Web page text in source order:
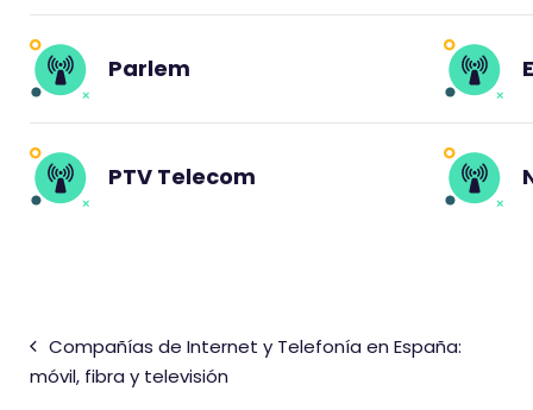
Parlem
PTV Telecom
Compañías de Internet y Telefonía en España:
móvil, fibra y televisión